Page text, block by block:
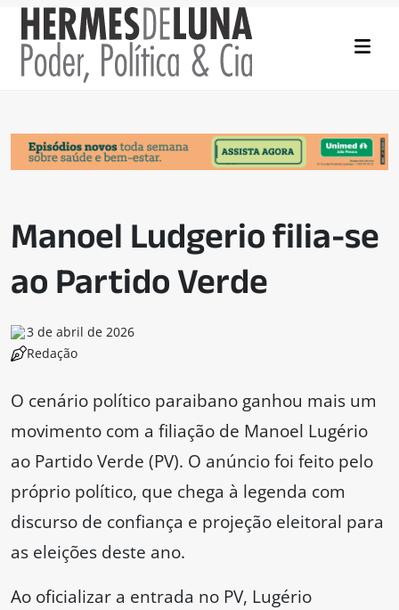
Manoel Ludgerio filia-se
ao Partido Verde
3 de abril de 2026
Redação
O cenário político paraibano ganhou mais um
movimento com a filiação de Manoel Lugério
ao Partido Verde (PV). O anúncio foi feito pelo
próprio político, que chega à legenda com
discurso de confiança e projeção eleitoral para
as eleições deste ano.
Ao oficializar a entrada no PV, Lugério